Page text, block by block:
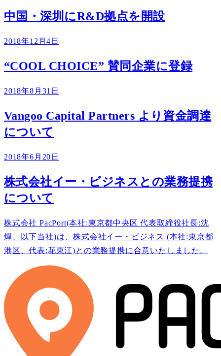
中国・深圳にR&D拠点を開設
2018年12月4日
“COOL CHOICE” 賛同企業に登録
2018年8月31日
Vangoo Capital Partners より資金調達
について
2018年6月20日
株式会社イー・ビジネスとの業務提携
について
株式会社 PacPort(本社:東京都中央区 代表取締役社長:沈
燁、以下当社)は、株式会社イー・ビジネス (本社:東京都
港区、代表:花東江)との業務提携に合意いたしました。